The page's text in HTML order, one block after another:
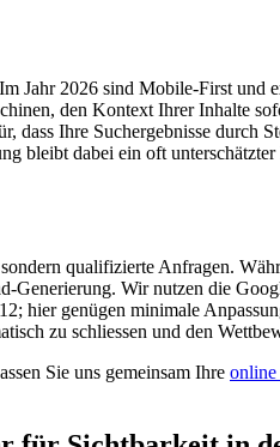
Jahr 2026 sind Mobile-First und
den Kontext Ihrer Inhalte
Ihre Suchergebnisse durch
bleibt dabei ein oft
qualifizierte Anfragen.
Generierung. Wir nutzen die
hier genügen minimale
zu schliessen und den
Sie uns gemeinsam Ihre online